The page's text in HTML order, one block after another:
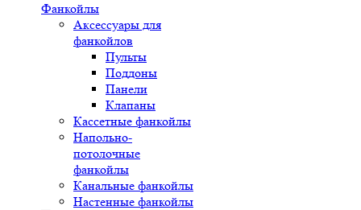
Фанкойлы
Аксессуары для
фанкойлов
Пульты
Поддоны
Панели
Клапаны
Кассетные фанкойлы
Напольно-
потолочные
фанкойлы
Канальные фанкойлы
Настенные фанкойлы